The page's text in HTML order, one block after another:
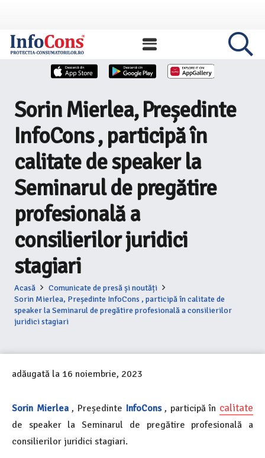
Sorin Mierlea, Președinte
InfoCons , participă în
calitate de speaker la
Seminarul de pregătire
profesională a
consilierilor juridici
stagiari
Acasă
Comunicate de presă și noutăți
Sorin Mierlea, Președinte InfoCons , participă în calitate de
speaker la Seminarul de pregătire profesională a consilierilor
juridici stagiari
adăugată la 16 noiembrie, 2023
Sorin Mierlea, Președinte InfoCons, participă în calitate
de speaker la Seminarul de pregătire profesională a
consilierilor juridici stagiari.